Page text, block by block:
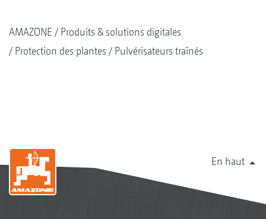
AMAZONE
Produits & solutions digitales
Protection des plantes
Pulvérisateurs traînés
En haut